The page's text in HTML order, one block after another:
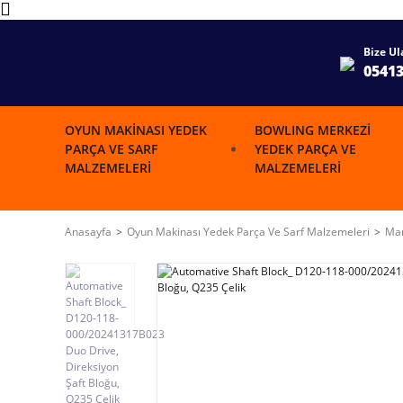
Bize
OYUN MAKINASI YEDEK
PARÇA VE SARF
MALZEMELERI
BOWLING MERKEZI
YEDEK PARÇA VE
MALZEMELERI
Anasayfa Oyun Makinası Yedek Parça Ve Sarf Malzemeleri